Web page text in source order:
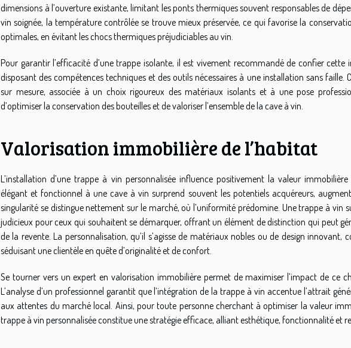
dimensions à l’ouverture existante, limitant les ponts thermiques souvent responsables de
vin soignée, la température contrôlée se trouve mieux préservée, ce qui favorise la
optimales, en évitant les chocs thermiques préjudiciables au vin.
Pour garantir l’efficacité d’une trappe isolante, il est vivement recommandé de confier
disposant des compétences techniques et des outils nécessaires à une installation sans faille.
sur mesure, associée à un choix rigoureux des matériaux isolants et à une pose
d’optimiser la conservation des bouteilles et de valoriser l’ensemble de la cave à vin.
Valorisation immobilière de l’habitat
L’installation d’une trappe à vin personnalisée influence positivement la valeur
élégant et fonctionnel à une cave à vin surprend souvent les potentiels acquéreurs,
singularité se distingue nettement sur le marché, où l’uniformité prédomine. Une trappe à vin
judicieux pour ceux qui souhaitent se démarquer, offrant un élément de distinction qui peut
de la revente. La personnalisation, qu’il s’agisse de matériaux nobles ou de design innovant,
séduisant une clientèle en quête d’originalité et de confort.
Se tourner vers un expert en valorisation immobilière permet de maximiser l’impact de ce
L’analyse d’un professionnel garantit que l’intégration de la trappe à vin accentue l’attrait
aux attentes du marché local. Ainsi, pour toute personne cherchant à optimiser la valeur
trappe à vin personnalisée constitue une stratégie efficace, alliant esthétique, fonctionnalité et